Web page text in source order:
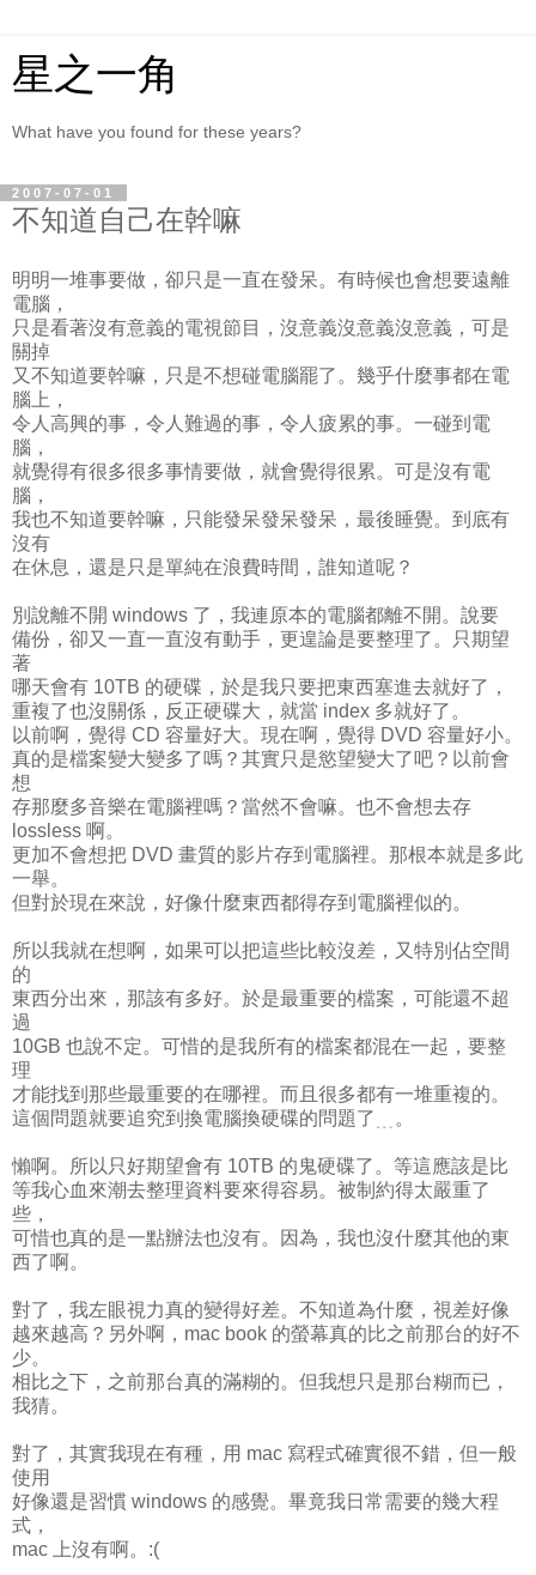
星之一角
What have you found for these years?
2007-07-01
不知道自己在幹嘛
明明一堆事要做，卻只是一直在發呆。有時候也會想要遠離
電腦，
只是看著沒有意義的電視節目，沒意義沒意義沒意義，可是
關掉
又不知道要幹嘛，只是不想碰電腦罷了。幾乎什麼事都在電
腦上，
令人高興的事，令人難過的事，令人疲累的事。一碰到電
腦，
就覺得有很多很多事情要做，就會覺得很累。可是沒有電
腦，
我也不知道要幹嘛，只能發呆發呆發呆，最後睡覺。到底有
沒有
在休息，還是只是單純在浪費時間，誰知道呢？
別說離不開 windows 了，我連原本的電腦都離不開。說要
備份，卻又一直一直沒有動手，更遑論是要整理了。只期望
著
哪天會有 10TB 的硬碟，於是我只要把東西塞進去就好了，
重複了也沒關係，反正硬碟大，就當 index 多就好了。
以前啊，覺得 CD 容量好大。現在啊，覺得 DVD 容量好小。
真的是檔案變大變多了嗎？其實只是慾望變大了吧？以前會
想
存那麼多音樂在電腦裡嗎？當然不會嘛。也不會想去存
lossless 啊。
更加不會想把 DVD 畫質的影片存到電腦裡。那根本就是多此
一舉。
但對於現在來說，好像什麼東西都得存到電腦裡似的。
所以我就在想啊，如果可以把這些比較沒差，又特別佔空間
的
東西分出來，那該有多好。於是最重要的檔案，可能還不超
過
10GB 也說不定。可惜的是我所有的檔案都混在一起，要整
理
才能找到那些最重要的在哪裡。而且很多都有一堆重複的。
這個問題就要追究到換電腦換硬碟的問題了﹍。
懶啊。所以只好期望會有 10TB 的鬼硬碟了。等這應該是比
等我心血來潮去整理資料要來得容易。被制約得太嚴重了
些，
可惜也真的是一點辦法也沒有。因為，我也沒什麼其他的東
西了啊。
對了，我左眼視力真的變得好差。不知道為什麼，視差好像
越來越高？另外啊，mac book 的螢幕真的比之前那台的好不
少。
相比之下，之前那台真的滿糊的。但我想只是那台糊而已，
我猜。
對了，其實我現在有種，用 mac 寫程式確實很不錯，但一般
使用
好像還是習慣 windows 的感覺。畢竟我日常需要的幾大程
式，
mac 上沒有啊。:(